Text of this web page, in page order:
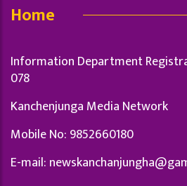
Home
Information Department
078
Kanchenjunga Media Network
Mobile No: 9852660180
E-mail: